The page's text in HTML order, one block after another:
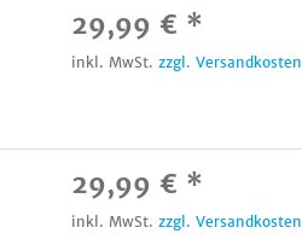
29,99 € *
inkl. MwSt.zzgl. Versandkosten
29,99 € *
inkl. MwSt.zzgl. Versandkosten